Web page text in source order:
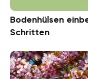
Bodenhülsen
Schritten